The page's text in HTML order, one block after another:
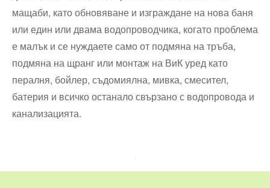
мащаби, като обновяване и изграждане на нова баня
или един или двама водопроводчика, когато проблема
е малък и се нуждаете само от подмяна на тръба,
подмяна на щранг или монтаж на ВиК уред като
пералня, бойлер, съдомиялна, мивка, смесител,
батерия и всичко останало свързано с водопровода и
канализацията.